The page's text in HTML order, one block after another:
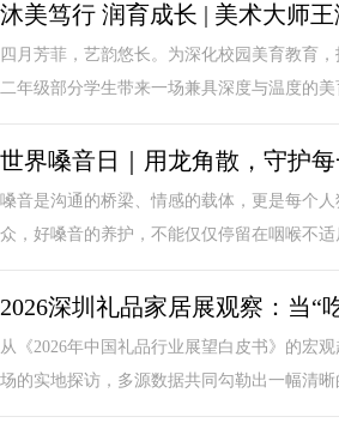
沐美笃行 润育成长 | 美术大师
四月芳菲，艺韵悠长。为深化校园美育教育
二年级部分学生带来一场兼具深度与温度的
世界嗓音日｜用龙角散，守护
嗓音是沟通的桥梁、情感的载体，更是每个
众，好嗓音的养护，不能仅仅停留在咽喉不
2026深圳礼品家居展观察：当“
从《2026年中国礼品行业展望白皮书》的宏
场的实地探访，多源数据共同勾勒出一幅清